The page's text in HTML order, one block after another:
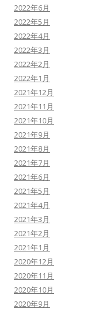
2022年6月
2022年5月
2022年4月
2022年3月
2022年2月
2022年1月
2021年12月
2021年11月
2021年10月
2021年9月
2021年8月
2021年7月
2021年6月
2021年5月
2021年4月
2021年3月
2021年2月
2021年1月
2020年12月
2020年11月
2020年10月
2020年9月